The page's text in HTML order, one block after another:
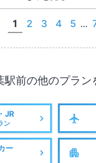
1 2 3 4 5 ...
駅前の他のプラン
JR
ン
ー